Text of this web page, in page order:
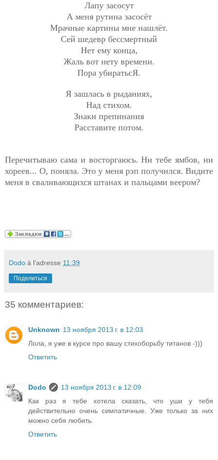
Лапу засосут
А меня рутина засосёт
Мрачные картины мне нашлёт.
Сей шедевр бессмертный
Нет ему конца,
Жаль вот нету времени.
Пора убиратьсЯ.
Я зашлась в рыданиях,
Над стихом.
Знаки препинания
Расставите потом.
Перечитываю сама и восторгаюсь. Ни тебе ямбов, ни
хореев... О, поняла. Это у меня рэп получился. Видите
меня в сваливающихся штанах и пальцами веером?
Dodo à l'adresse 11:39
Поделиться
35 комментариев:
Unknown 13 ноября 2013 г. в 12:03
Лола, я уже в курсе про вашу стихоборьбу титанов -)))
Ответить
Dodo
13 ноября 2013 г. в 12:09
Как раз я тебе хотела сказать, что уши у тебя
действительно очень симпатичные. Уже только за них
можно себя любить.
Ответить